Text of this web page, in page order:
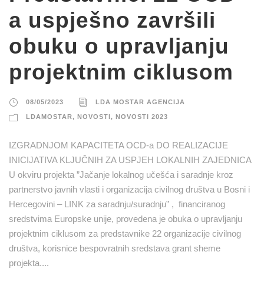
a uspješno završili
obuku o upravljanju
projektnim ciklusom
08/05/2023 LDA MOSTAR AGENCIJA
LDAMOSTAR, NOVOSTI, NOVOSTI 2023
IZGRADNJOM KAPACITETA OCD-a DO REALIZACIJE
INICIJATIVA KLJUČNIH ZA USPJEH LOKALNIH ZAJEDNICA
U okviru projekta ”Jačanje lokalnog učešća i saradnje kroz
partnerstvo javnih vlasti i organizacija civilnog društva u Bosni i
Hercegovini – LINK za saradnju/suradnju” , financiranog
sredstvima Europske unije, provedena je obuka o upravljanju
projektnim ciklusom za predstavnike 22 organizacije civilnog
društva, korisnice bespovratnih sredstava grant sheme
projekta....